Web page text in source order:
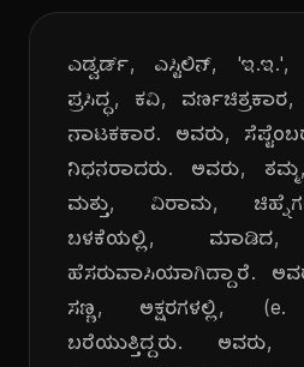
ಎಡ್ವರ್ಡ್, ಎಸ್ಟಿಲಿನ್,
ಪ್ರಸಿದ್ಧ, ಕವಿ,
ನಾಟಕಕಾರ. ಅವರು,
ನಿಧನರಾದರು. ಅವರು,
ಮತ್ತು, ವಿರಾಮ,
ಬಳಕೆಯಲ್ಲಿ, ಮಾಡಿದ,
ಹೆಸರುವಾಸಿಯಾಗಿದ್ದಾರೆ.
ಸಣ್ಣ, ಅಕ್ಷರಗಳಲ್ಲಿ,
ಬರೆಯುತ್ತಿದ್ದರು. ಅವರು,